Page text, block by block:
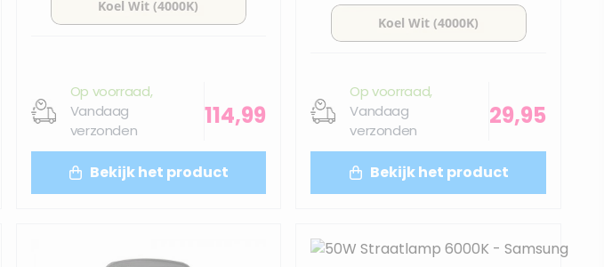
Op voorraad,
Vandaag
verzonden
114,99
Bekijk het product
Op voorraad,
Vandaag
verzonden
29,95
Bekijk het product